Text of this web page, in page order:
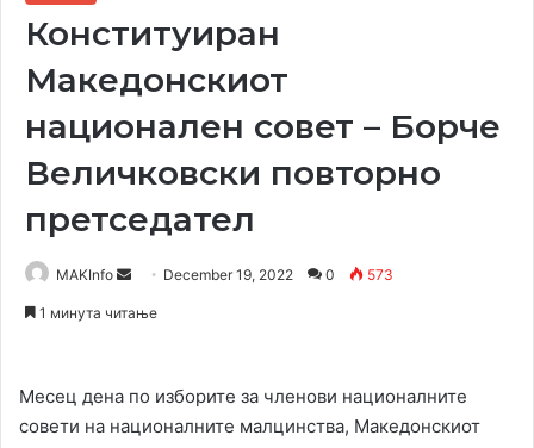
Конституиран
Македонскиот
национален совет – Борче
Величковски повторно
претседател
MAKInfo
Send December 19, 2022 0 573
1 минута читање
Месец дена по изборите за членови националните
совети на националните малцинства, Македонскиот